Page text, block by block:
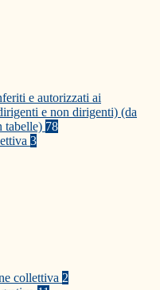
e autorizzati ai
e non dirigenti) (da
tabelle) 78
3
collettiva 2